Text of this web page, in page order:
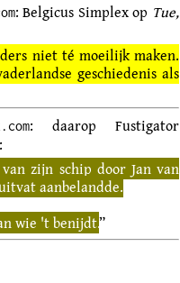
: Belgicus Simplex op Tue,
niet té moeilijk maken.
geschiedenis als
: daarop Fustigator
zijn schip door Jan van
aanbelandde.
wie 't benijdt.”